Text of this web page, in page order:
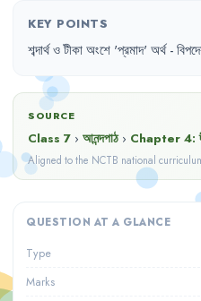
KEY POINTS
শব্দার্থওটীকাঅংশে 'প্রমাদ' অর্থ -
SOURCE
Class 7 › আনন্দপাঠ › Chapter 4:
Aligned to the NCTB national
QUESTION AT A GLANCE
Type
Marks